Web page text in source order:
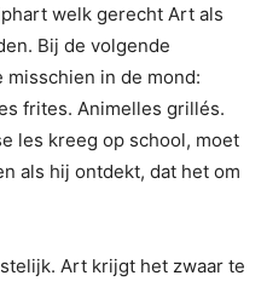
welk gerecht Art als
Bij de volgende
in de mond:
frites. Animelles grillés.
les kreeg op school, moet
als hij ontdekt, dat het om
Art krijgt het zwaar te